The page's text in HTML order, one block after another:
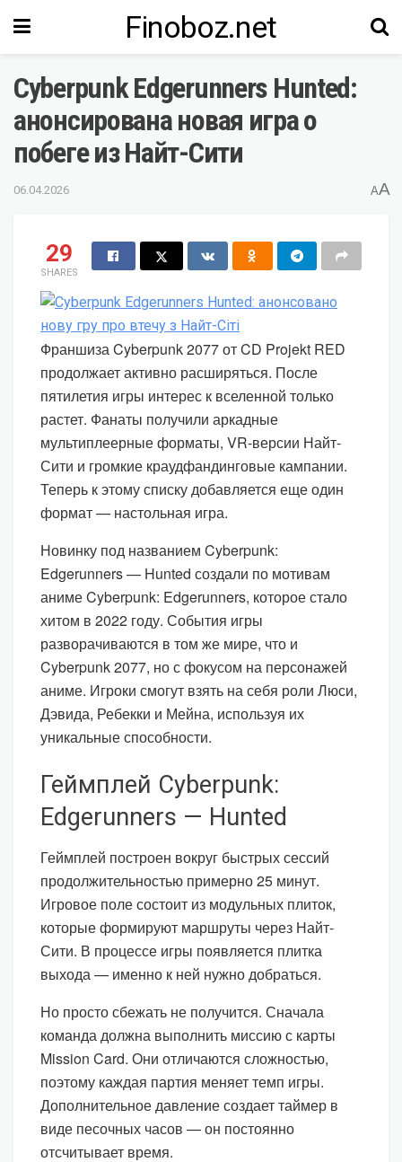
Finoboz.net
Cyberpunk Edgerunners Hunted:
анонсирована новая игра о
побеге из Найт-Сити
06.04.2026 AA
29
SHARES
Франшиза Cyberpunk 2077 от CD Projekt RED
продолжает активно расширяться. После
пятилетия игры интерес к вселенной только
растет. Фанаты получили аркадные
мультиплеерные форматы, VR-версии Найт-
Сити и громкие краудфандинговые кампании.
Теперь к этому списку добавляется еще один
формат — настольная игра.
Новинку под названием Cyberpunk:
Edgerunners — Hunted создали по мотивам
аниме Cyberpunk: Edgerunners, которое стало
хитом в 2022 году. События игры
разворачиваются в том же мире, что и
Cyberpunk 2077, но с фокусом на персонажей
аниме. Игроки смогут взять на себя роли Люси,
Дэвида, Ребекки и Мейна, используя их
уникальные способности.
Геймплей Cyberpunk:
Edgerunners — Hunted
Геймплей построен вокруг быстрых сессий
продолжительностью примерно 25 минут.
Игровое поле состоит из модульных плиток,
которые формируют маршруты через Найт-
Сити. В процессе игры появляется плитка
выхода — именно к ней нужно добраться.
Но просто сбежать не получится. Сначала
команда должна выполнить миссию с карты
Mission Card. Они отличаются сложностью,
поэтому каждая партия меняет темп игры.
Дополнительное давление создает таймер в
виде песочных часов — он постоянно
отсчитывает время.